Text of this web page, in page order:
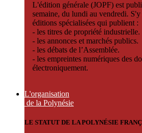
L'édition générale (JOPF) est
semaine, du lundi au vendredi.
éditions spécialisées qui publient :
- les titres de propriété industrielle.
- les annonces et marchés publics.
- les débats de l’Assemblée.
- les empreintes numériques des
électroniquement.
L'organisation
de la Polynésie
LE STATUT DE LA POLYNÉSIE